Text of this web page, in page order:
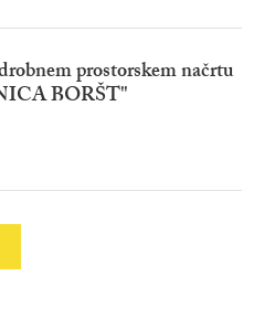
prostorskem načrtu
BORŠT"